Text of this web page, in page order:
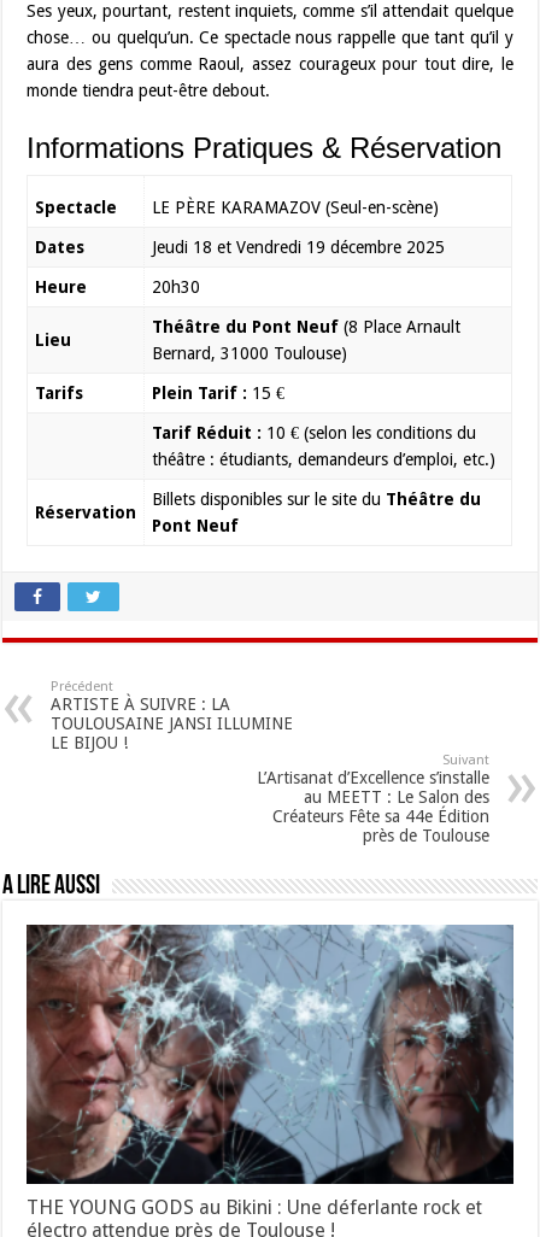
Ses yeux, pourtant, restent inquiets, comme s’il attendait quelque
chose… ou quelqu’un. Ce spectacle nous rappelle que tant qu’il y
aura des gens comme Raoul, assez courageux pour tout dire, le
monde tiendra peut-être debout.
Informations Pratiques & Réservation
Spectacle LE PÈRE KARAMAZOV (Seul-en-scène)
Dates Jeudi 18 et Vendredi 19 décembre 2025
Heure 20h30
Lieu
Théâtre du Pont Neuf(8 Place Arnault
Bernard, 31000 Toulouse)
Tarifs Plein Tarif : 15 €
Tarif Réduit : 10 € (selon les conditions du
théâtre : étudiants, demandeurs d’emploi, etc.)
Réservation
Billets disponibles sur le site du Théâtre du
Pont Neuf
Précédent
ARTISTE À SUIVRE : LA
TOULOUSAINE JANSI ILLUMINE
LE BIJOU !
Suivant
L’Artisanat d’Excellence s’installe
au MEETT : Le Salon des
Créateurs Fête sa 44e Édition
près de Toulouse
A lire aussi
THE YOUNG GODS au Bikini : Une déferlante rock et
électro attendue près de Toulouse !